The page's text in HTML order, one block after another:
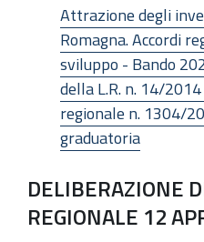
Attrazione degli
Romagna. Accordi
sviluppo - Bando
della L.R. n. 14/
regionale n. 1304/
graduatoria
DELIBERAZIONE
REGIONALE 12